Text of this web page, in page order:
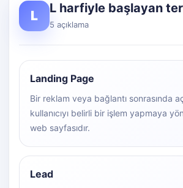
L L harfiyle başlayan
5 açıklama
Landing Page
Bir reklam veya bağlantı sonrasında
kullanıcıyı belirli bir işlem yapmaya
web sayfasıdır.
Lead